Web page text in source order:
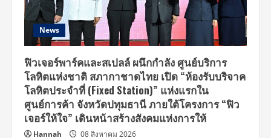
News
ฟิวเจอร์พาร์คและสเปลล์ ผนึกกำลัง ศูนย์บริการ
โลหิตแห่งชาติ สภากาชาดไทย เปิด “ห้องรับบริจาค
โลหิตประจำที่ (Fixed Station)” แห่งแรกใน
ศูนย์การค้า จังหวัดปทุมธานี ภายใต้โครงการ “ฟิว
เจอร์ให้ใจ” เดินหน้าสร้างสังคมแห่งการให้
Hannah 08 สิงหาคม 2026